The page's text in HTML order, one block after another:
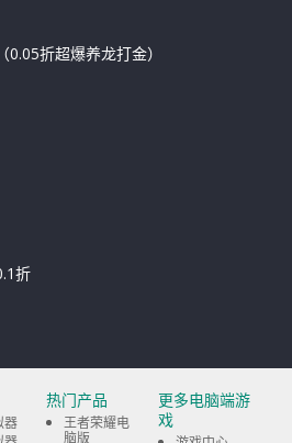
0.05折超爆养龙打金）
折
器
热门产品
王者荣耀电
脑版
更多电脑端游
戏